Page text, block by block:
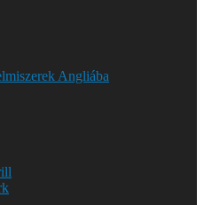
Angliába